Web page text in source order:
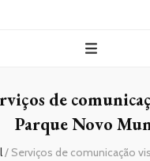
de
Parque Novo
/ Serviços de comunicação